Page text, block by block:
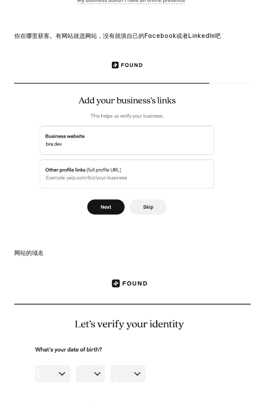
你在哪里获客。有网站就选网站，没有就填自己的Facebook或者LinkedIn吧
网站的域名